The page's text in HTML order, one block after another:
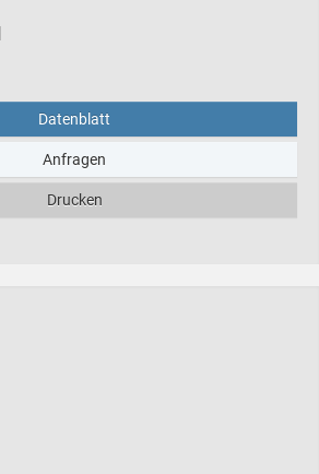
Datenblatt
Anfragen
Drucken